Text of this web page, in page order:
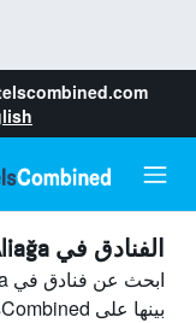
الفنادق في Aliağa
بينها على HotelsCombined ووفّر.